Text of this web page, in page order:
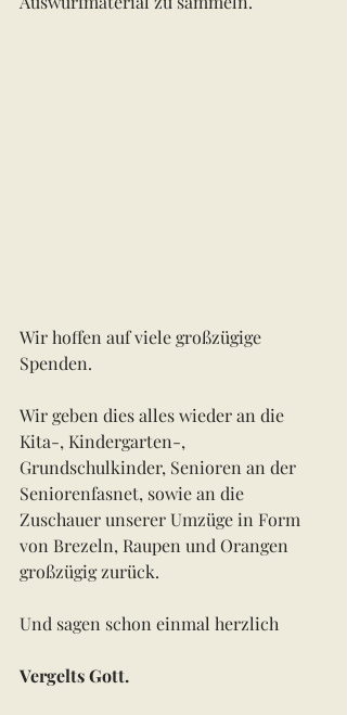
Wir hoffen auf viele großzügige
Spenden.
Wir geben dies alles wieder an die
Kita-, Kindergarten-,
Grundschulkinder, Senioren an der
Seniorenfasnet, sowie an die
Zuschauer unserer Umzüge in Form
von Brezeln, Raupen und Orangen
großzügig zurück.
Und sagen schon einmal herzlich
Vergelts Gott.